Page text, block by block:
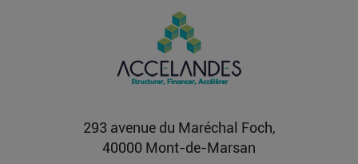
chez OpenAI pour se soigner
L’article Après une pause de 3 mois, la Française
Fidji Simo quitte son poste chez OpenAI pour se
293 avenue du Maréchal Foch,
40000 Mont-de-Marsan